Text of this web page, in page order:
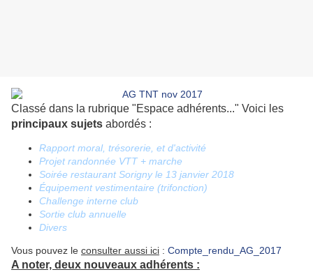
Classé dans la rubrique "Espace adhérents..." Voici les
principaux sujets abordés :
Rapport moral, trésorerie, et d'activité
Projet randonnée VTT + marche
Soirée restaurant Sorigny le 13 janvier 2018
Équipement vestimentaire (trifonction)
Challenge interne club
Sortie club annuelle
Divers
Vous pouvez le consulter aussi ici : Compte_rendu_AG_2017
A noter, deux nouveaux adhérents :